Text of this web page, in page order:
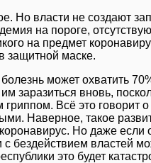
Но власти не создают
на пороге,
на предмет
защитной маске.
может охватить
заразиться вновь,
Всё это говорит
Наверное, такое
Но даже если
бездействием властей
это будет